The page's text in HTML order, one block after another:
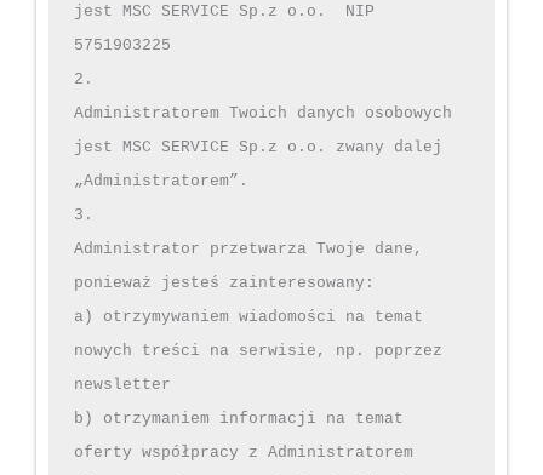
jest MSC SERVICE Sp.z o.o.  NIP
5751903225
2.
Administratorem Twoich danych osobowych
jest MSC SERVICE Sp.z o.o. zwany dalej
„Administratorem”.
3.
Administrator przetwarza Twoje dane,
ponieważ jesteś zainteresowany:
a) otrzymywaniem wiadomości na temat
nowych treści na serwisie, np. poprzez
newsletter
b) otrzymaniem informacji na temat
oferty współpracy z Administratorem